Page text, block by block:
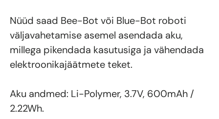
Nüüd saad Bee-Bot või Blue-Bot roboti
väljavahetamise asemel asendada aku,
millega pikendada kasutusiga ja vähendada
elektroonikajäätmete teket.
Aku andmed: Li-Polymer, 3.7V, 600mAh /
2.22Wh.